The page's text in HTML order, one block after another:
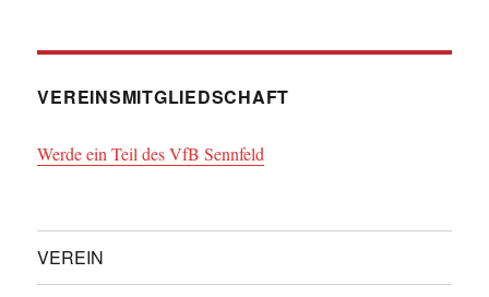
VEREINSMITGLIEDSCHAFT
Werde ein Teil des VfB Sennfeld
VEREIN